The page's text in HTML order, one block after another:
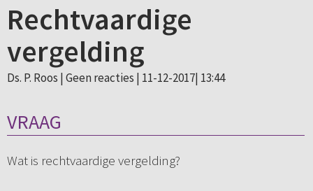
Rechtvaardige
vergelding
Ds. P. Roos | Geen reacties | 11-12-2017| 13:44
VRAAG
Wat is rechtvaardige vergelding?